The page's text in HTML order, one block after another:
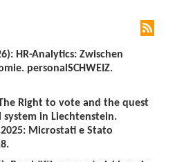
HR-Analytics: Zwischen
personalSCHWEIZ.
Right to vote and the quest
in Liechtenstein.
Microstati e Stato